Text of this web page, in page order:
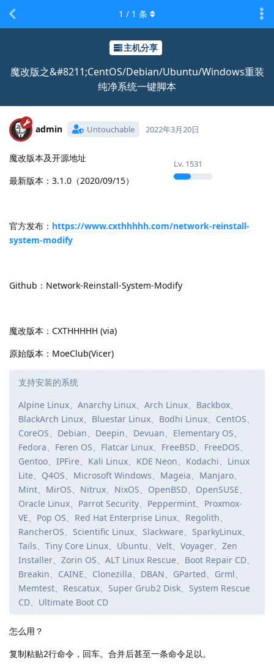
主机分享
魔改版之&#8211;CentOS/Debian/Ubuntu/Windows重装
纯净系统一键脚本
1 / 1 条
admin Untouchable
Lv. 1531
2022年3月20日
魔改版本及开源地址
最新版本：3.1.0（2020/09/15）
官方发布： https://www.cxthhhhh.com/network-reinstall-
system-modify
Github：Network-Reinstall-System-Modify
魔改版本：CXTHHHHH (via)
原始版本：MoeClub(Vicer)
支持安装的系统
Alpine Linux、Anarchy Linux、Arch Linux、Backbox、
BlackArch Linux、Bluestar Linux、Bodhi Linux、CentOS、
CoreOS、Debian、Deepin、Devuan、Elementary OS、
Fedora、Feren OS、Flatcar Linux、FreeBSD、FreeDOS、
Gentoo、IPFire、Kali Linux、KDE Neon、Kodachi、Linux
Lite、Q4OS、Microsoft Windows、Mageia、Manjaro、
Mint、MirOS、Nitrux、NixOS、OpenBSD、OpenSUSE、
Oracle Linux、Parrot Security、Peppermint、Proxmox-
VE、Pop OS、Red Hat Enterprise Linux、Regolith、
RancherOS、Scientific Linux、Slackware、SparkyLinux、
Tails、Tiny Core Linux、Ubuntu、Velt、Voyager、Zen
Installer、Zorin OS、ALT Linux Rescue、Boot Repair CD、
Breakin、CAINE、Clonezilla、DBAN、GParted、Grml、
Memtest、Rescatux、Super Grub2 Disk、System Rescue
CD、Ultimate Boot CD
怎么用？
复制粘贴2行命令，回车。合并后甚至一条命令足以。